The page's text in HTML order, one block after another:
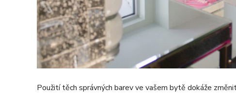
Použití těch správných barev ve vašem bytě dokáže